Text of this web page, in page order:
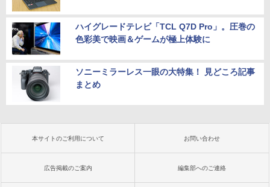
ハイグレードテレビ「TCL Q7D Pro」。圧巻の
色彩美で映画＆ゲームが極上体験に
ソニーミラーレス一眼の大特集！ 見どころ記事
まとめ
本サイトのご利用について お問い合わせ
広告掲載のご案内 編集部へのご連絡